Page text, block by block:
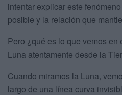
intentar explicar este
posible y la relación que
Pero ¿qué es lo que vemos
Luna atentamente desde la
Cuando miramos la Luna,
largo de una línea curva